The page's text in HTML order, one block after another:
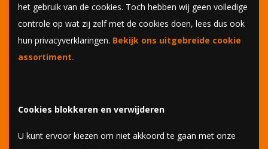
het gebruik van de cookies. Toch hebben wij geen volledige
controle op wat zij zelf met de cookies doen, lees dus ook
hun privacyverklaringen. Bekijk ons uitgebreide cookie
assortiment.
Cookies blokkeren en verwijderen
U kunt ervoor kiezen om niet akkoord te gaan met onze